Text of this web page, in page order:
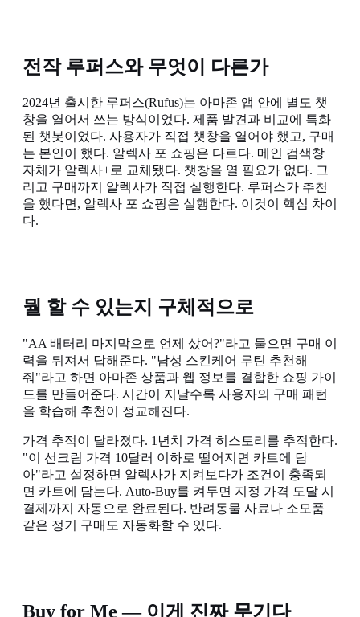
전작 루퍼스와 무엇이 다른가
2024년 출시한 루퍼스(Rufus)는 아마존 앱 안에 별도 챗
창을 열어서 쓰는 방식이었다. 제품 발견과 비교에 특화
된 챗봇이었다. 사용자가 직접 챗창을 열어야 했고, 구매
는 본인이 했다. 알렉사 포 쇼핑은 다르다. 메인 검색창
자체가 알렉사+로 교체됐다. 챗창을 열 필요가 없다. 그
리고 구매까지 알렉사가 직접 실행한다. 루퍼스가 추천
을 했다면, 알렉사 포 쇼핑은 실행한다. 이것이 핵심 차이
다.
뭘 할 수 있는지 구체적으로
"AA 배터리 마지막으로 언제 샀어?"라고 물으면 구매 이
력을 뒤져서 답해준다. "남성 스킨케어 루틴 추천해
줘"라고 하면 아마존 상품과 웹 정보를 결합한 쇼핑 가이
드를 만들어준다. 시간이 지날수록 사용자의 구매 패턴
을 학습해 추천이 정교해진다.
가격 추적이 달라졌다. 1년치 가격 히스토리를 추적한다.
"이 선크림 가격 10달러 이하로 떨어지면 카트에 담
아"라고 설정하면 알렉사가 지켜보다가 조건이 충족되
면 카트에 담는다. Auto-Buy를 켜두면 지정 가격 도달 시
결제까지 자동으로 완료된다. 반려동물 사료나 소모품
같은 정기 구매도 자동화할 수 있다.
Buy for Me — 이게 진짜 무기다